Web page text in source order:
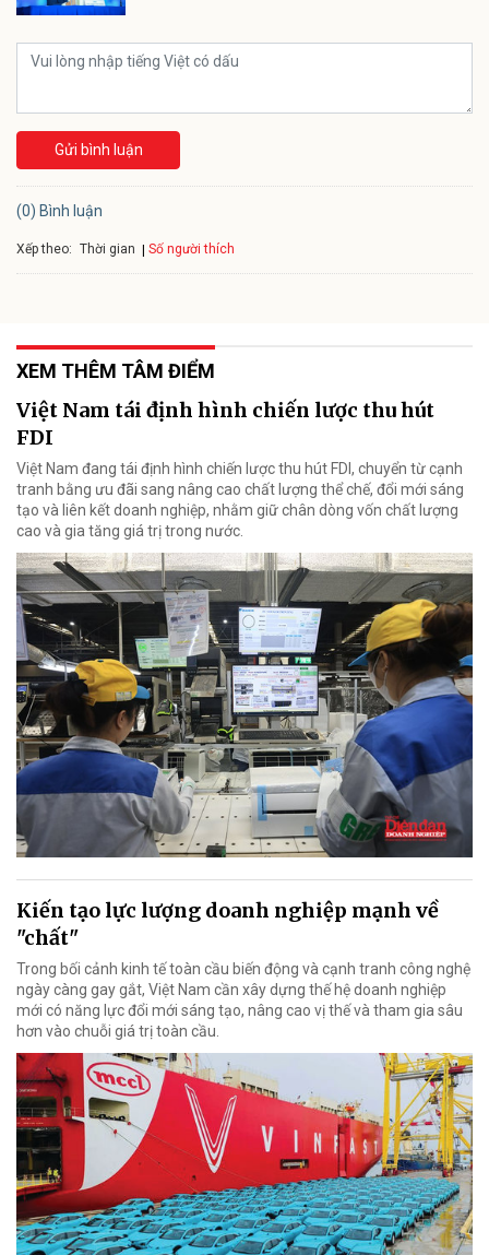
Gửi bình luận
(0) Bình luận
Xếp theo: Thời gian Số người thích
XEM THÊM TÂM ĐIỂM
Việt Nam tái định hình chiến lược thu hút
FDI
Việt Nam đang tái định hình chiến lược thu hút FDI, chuyển từ cạnh
tranh bằng ưu đãi sang nâng cao chất lượng thể chế, đổi mới sáng
tạo và liên kết doanh nghiệp, nhằm giữ chân dòng vốn chất lượng
cao và gia tăng giá trị trong nước.
Kiến tạo lực lượng doanh nghiệp mạnh về
"chất"
Trong bối cảnh kinh tế toàn cầu biến động và cạnh tranh công nghệ
ngày càng gay gắt, Việt Nam cần xây dựng thế hệ doanh nghiệp
mới có năng lực đổi mới sáng tạo, nâng cao vị thế và tham gia sâu
hơn vào chuỗi giá trị toàn cầu.